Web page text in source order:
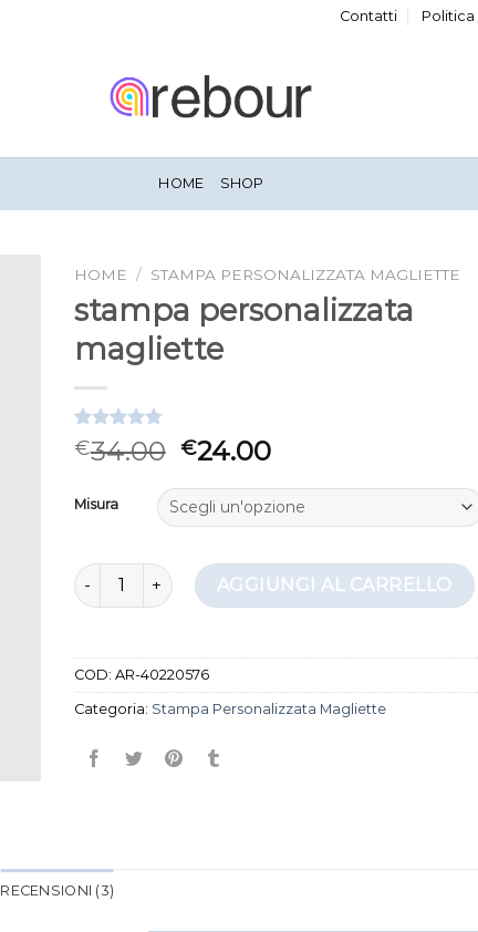
Contatti Politica
HOME SHOP
HOME / STAMPA PERSONALIZZATA MAGLIETTE
stampa personalizzata
magliette
Valutato
5.00su 5
3
recensioni
€34.00 €24.00
Misura
stampa personalizzata magliette quantità
AGGIUNGI AL CARRELLO
COD: AR-40220576
Categoria: Stampa Personalizzata Magliette
RECENSIONI (3)